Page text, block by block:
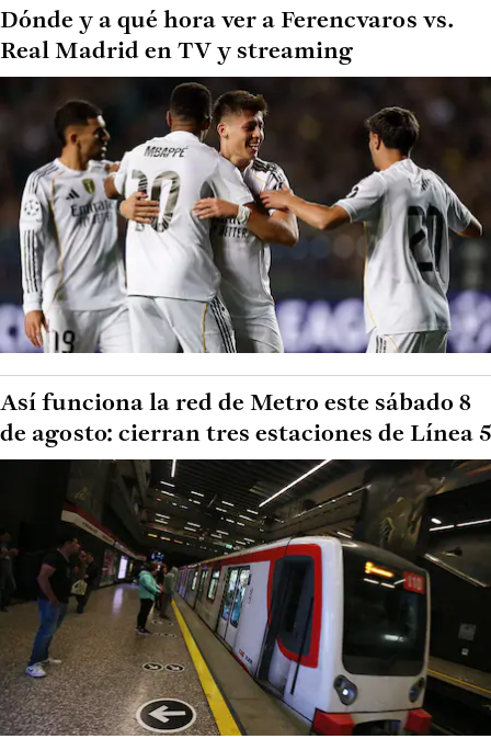
Dónde y a qué hora ver a Ferencvaros vs.
Real Madrid en TV y streaming
Así funciona la red de Metro este sábado 8
de agosto: cierran tres estaciones de Línea 5